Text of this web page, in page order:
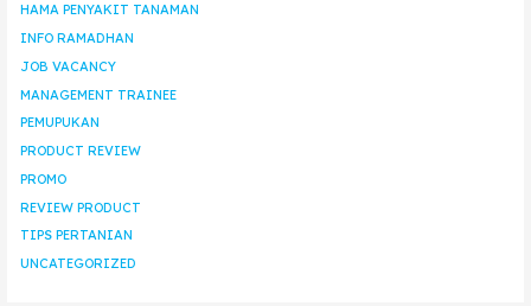
HAMA PENYAKIT TANAMAN
INFO RAMADHAN
JOB VACANCY
MANAGEMENT TRAINEE
PEMUPUKAN
PRODUCT REVIEW
PROMO
REVIEW PRODUCT
TIPS PERTANIAN
UNCATEGORIZED